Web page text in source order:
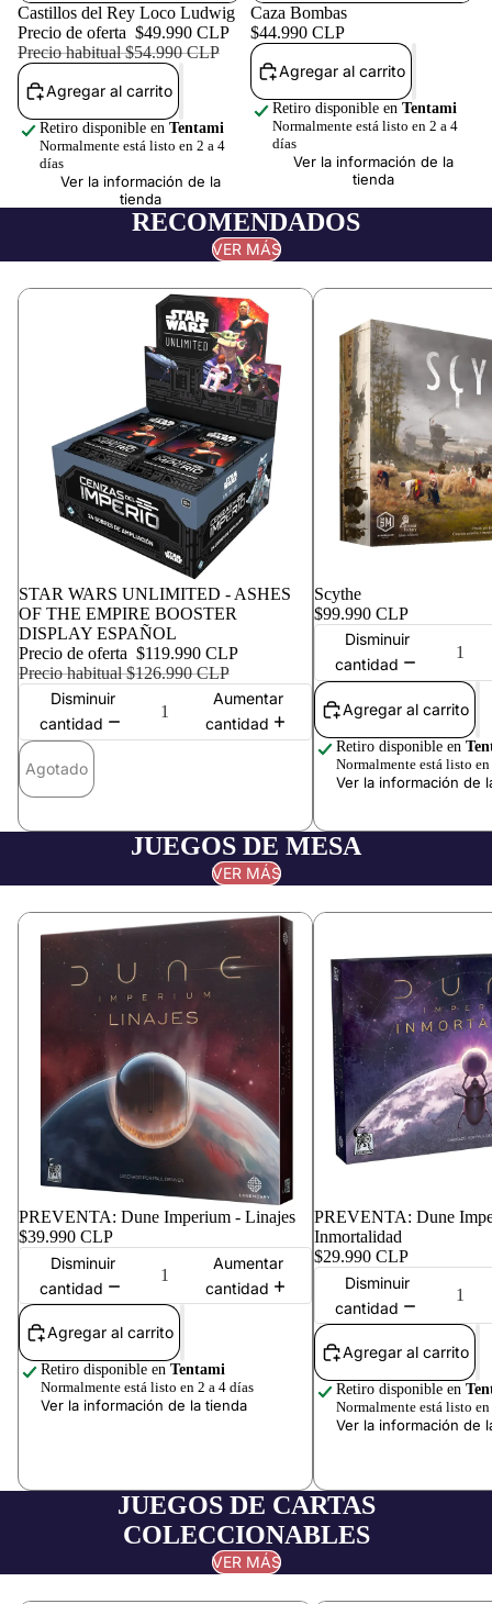
Oferta
Castillos del Rey Loco Ludwig
Precio de oferta $49.990 CLP
Precio habitual$54.990 CLP
Agregar al carrito
Retiro disponible en Tentami
Normalmente está listo en 2 a 4
días
Ver la información de la
tienda
Caza Bombas
$44.990 CLP
Agregar al carrito
Retiro disponible en Tentami
Normalmente está listo en 2 a 4
días
Ver la información de la
tienda
RECOMENDADOS
VER MÁS
Agotado
STAR WARS UNLIMITED - ASHES
OF THE EMPIRE BOOSTER
DISPLAY ESPAÑOL
Precio de oferta $119.990 CLP
Precio habitual$126.990 CLP
Disminuir
cantidad
Aumentar
cantidad
Agotado
Scythe
$99.990 CLP
Disminuir
cantidad
Agregar al carrito
Retiro disponible en
Normalmente está listo
Ver la información de
JUEGOS DE MESA
VER MÁS
PREVENTA: Dune Imperium - Linajes
$39.990 CLP
Disminuir
cantidad
Aumentar
cantidad
Agregar al carrito
Retiro disponible en Tentami
Normalmente está listo en 2 a 4 días
Ver la información de la tienda
PREVENTA: Dune
Inmortalidad
$29.990 CLP
Disminuir
cantidad
Agregar al carrito
Retiro disponible en
Normalmente está listo
Ver la información de
JUEGOS DE CARTAS
COLECCIONABLES
VER MÁS